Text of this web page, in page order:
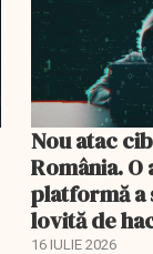
Nou atac
România. O
platformă a
lovită de
16 IULIE 2026